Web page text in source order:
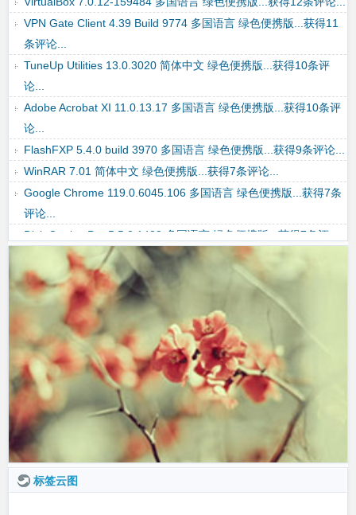
15条评论...
VirtualBox 7.0.12-159484 多国语言 绿色便携版...获得12条评论...
VPN Gate Client 4.39 Build 9774 多国语言 绿色便携版...获得11
条评论...
TuneUp Utilities 13.0.3020 简体中文 绿色便携版...获得10条评
论...
Adobe Acrobat XI 11.0.13.17 多国语言 绿色便携版...获得10条评
论...
FlashFXP 5.4.0 build 3970 多国语言 绿色便携版...获得9条评论...
WinRAR 7.01 简体中文 绿色便携版...获得7条评论...
Google Chrome 119.0.6045.106 多国语言 绿色便携版...获得7条
评论...
标签云图